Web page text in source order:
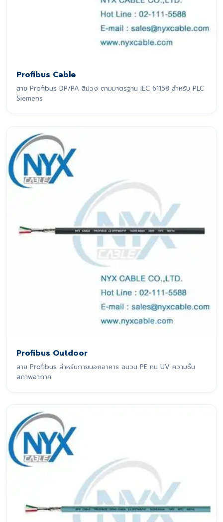
Profibus Cable
สาย Profibus DP/PA สีม่วง ตามมาตรฐาน IEC 61158 สำหรับ PLC
Siemens
Profibus Outdoor
สาย Profibus สำหรับภายนอกอาคาร ฉนวน PE ทน UV ความชื้น
สภาพอากาศ